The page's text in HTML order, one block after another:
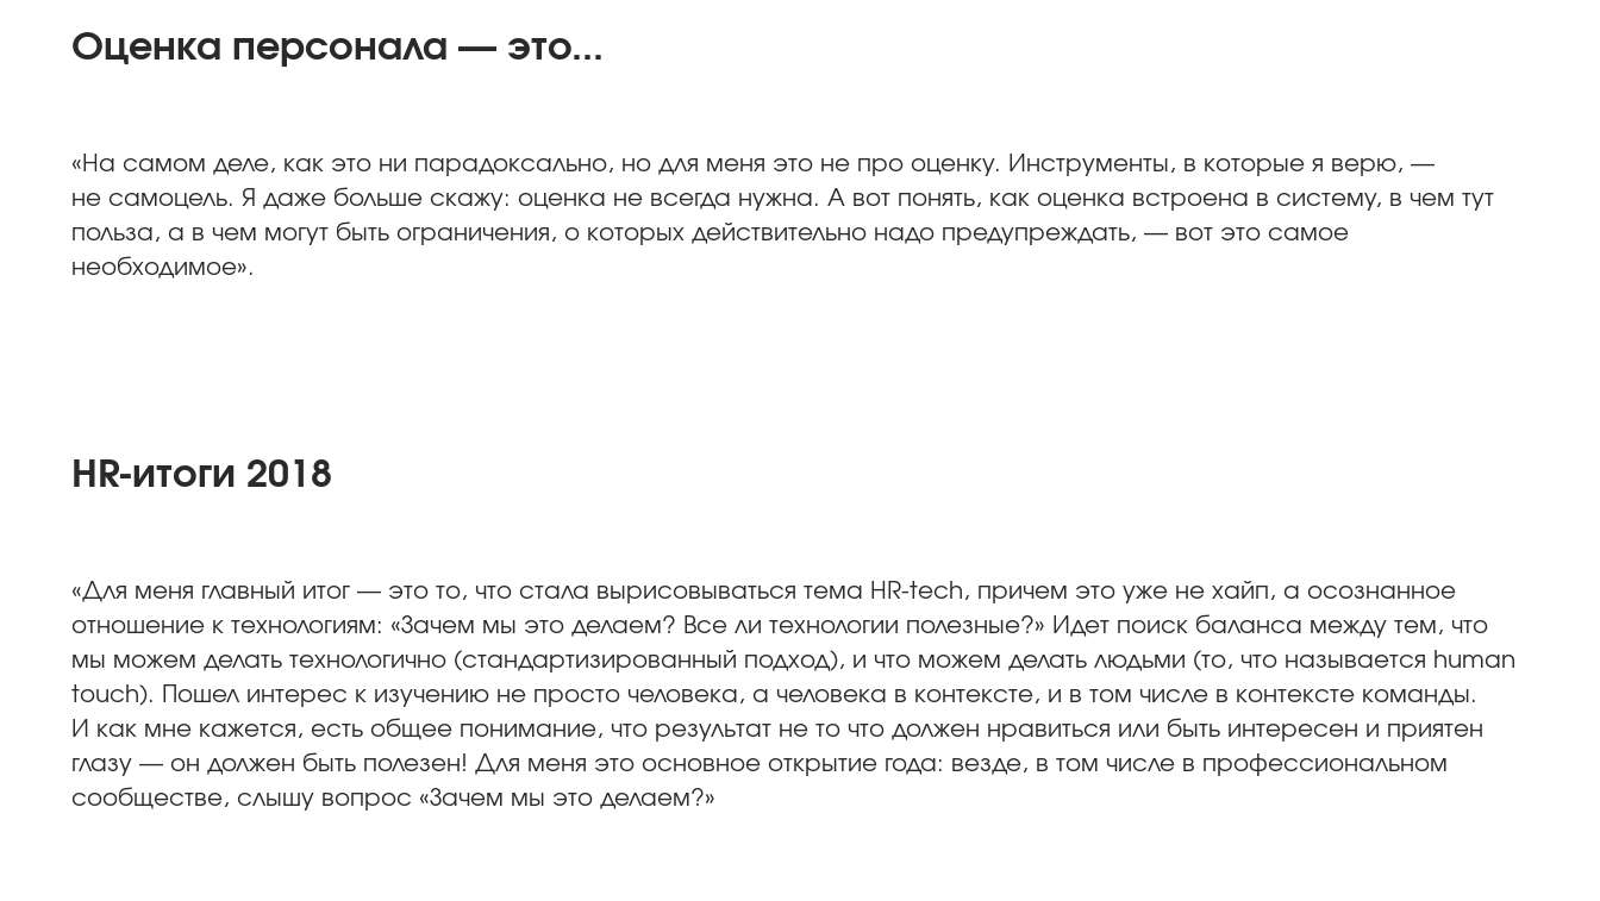
Оценка персонала — это...
«На самом деле, как это ни парадоксально, но для меня это не про оценку. Инструменты, в которые я верю, —
не самоцель. Я даже больше скажу: оценка не всегда нужна. А вот понять, как оценка встроена в систему, в чем тут
польза, а в чем могут быть ограничения, о которых действительно надо предупреждать, — вот это самое
необходимое».
HR-итоги 2018
«Для меня главный итог — это то, что стала вырисовываться тема HR-tech, причем это уже не хайп, а осознанное
отношение к технологиям: «Зачем мы это делаем? Все ли технологии полезные?» Идет поиск баланса между тем, что
мы можем делать технологично (стандартизированный подход), и что можем делать людьми (то, что называется human
touch). Пошел интерес к изучению не просто человека, а человека в контексте, и в том числе в контексте команды.
И как мне кажется, есть общее понимание, что результат не то что должен нравиться или быть интересен и приятен
глазу — он должен быть полезен! Для меня это основное открытие года: везде, в том числе в профессиональном
сообществе, слышу вопрос «Зачем мы это делаем?»